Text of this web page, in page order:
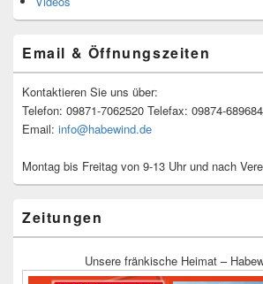
Email & Öffnungszeiten
Kontaktieren Sie uns über:
Telefon: 09871-7062520 Telefax: 09874-689684
Email: info@habewind.de
Montag bis Freitag von 9-13 Uhr und nach
Zeitungen
Unsere fränkische Heimat –